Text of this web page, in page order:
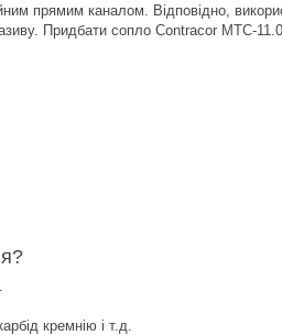
прямим каналом. Відповідно,
Придбати сопло Contracor MTC-
кремнію і т.д.